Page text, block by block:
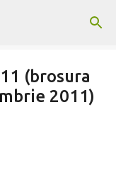
(brosura
2011)